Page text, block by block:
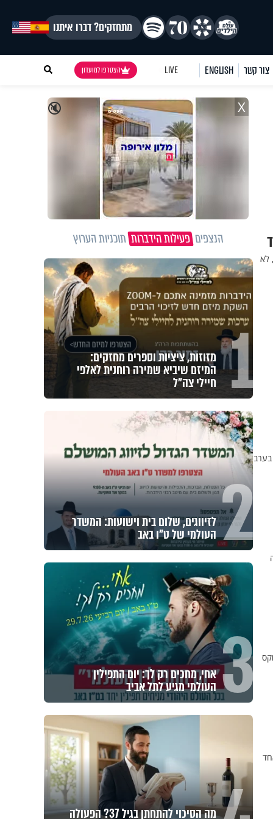
מתחזקים? דברו איתנו
צור קשר ENGLISH
LIVE הצטרפו למועדון
לא
בערב
🔇 X
הנצפיםפעילות הידברותתוכניות הערוץ
1 מזוזות, ציציות וספרים מחזקים:
המיזם שיביא שמירה רוחנית לאלפי
חיילי צה"ל
2 לזיווגים, שלום בית וישועות: המשדר
העולמי של ט"ו באב
3 אחי, מחכים רק לך: יום התפילין
העולמי מגיע לתל אביב
מה הסיכוי להתחתן בגיל 37? הפעולה